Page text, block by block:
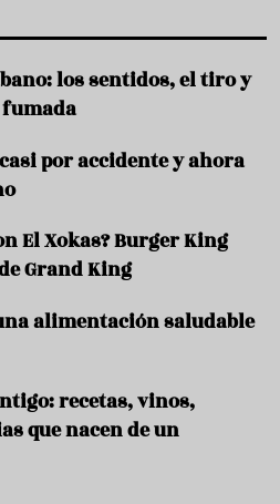
los sentidos, el tiro y
por accidente y ahora
El Xokas? Burger King
Grand King
alimentación saludable
recetas, vinos,
que nacen de un